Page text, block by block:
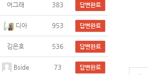
어그래 383 답변완료
디아 953 답변완료
김은호 536 답변완료
Bside 73 답변완료